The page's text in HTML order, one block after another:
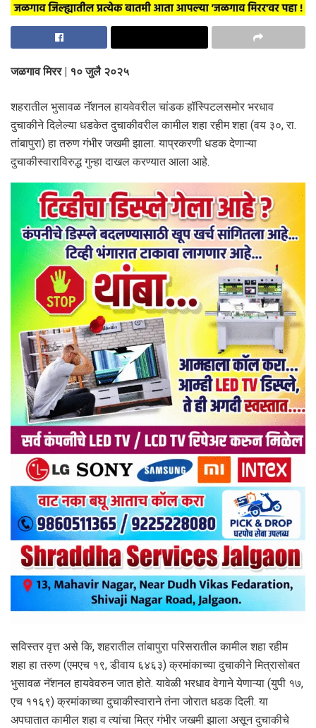
जळगाव मिरर | १० जुलै २०२५
शहरातील भुसावळ नॅशनल हायवेवरील चांडक हॉस्पिटलसमोर भरधाव
दुचाकीने दिलेल्या धडकेत दुचाकीवरील कामील शहा रहीम शहा (वय ३०, रा.
तांबापुरा) हा तरुण गंभीर जखमी झाला. याप्रकरणी धडक देणाऱ्या
दुचाकीस्वाराविरुद्ध गुन्हा दाखल करण्यात आला आहे.
सविस्तर वृत्त असे कि, शहरातील तांबापुरा परिसरातील कामील शहा रहीम
शहा हा तरुण (एमएच १९, डीवाय ६४६३) क्रमांकाच्या दुचाकीने मित्रासोबत
भुसावळ नॅशनल हायवेवरुन जात होते. यावेळी भरधाव वेगाने येणाऱ्या (युपी १७,
एच ११६९) क्रमांकाच्या दुचाकीस्वाराने तंना जोरात धडक दिली. या
अपघातात कामील शहा व त्यांचा मित्र गंभीर जखमी झाला असून दुचाकीचे